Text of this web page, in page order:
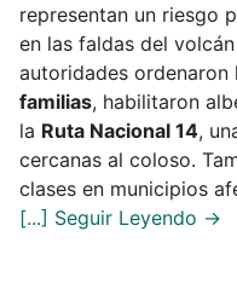
representan un riesgo
en las faldas del
autoridades ordenaron
familias, habilitaron
la Ruta Nacional 14,
cercanas al coloso.
clases en municipios